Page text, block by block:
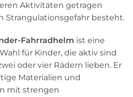
Aktivitäten getragen
Strangulationsgefahr besteht.
Fahrradhelm ist eine
für Kinder, die aktiv sind
oder vier Rädern lieben. Er
Materialien und
mit strengen